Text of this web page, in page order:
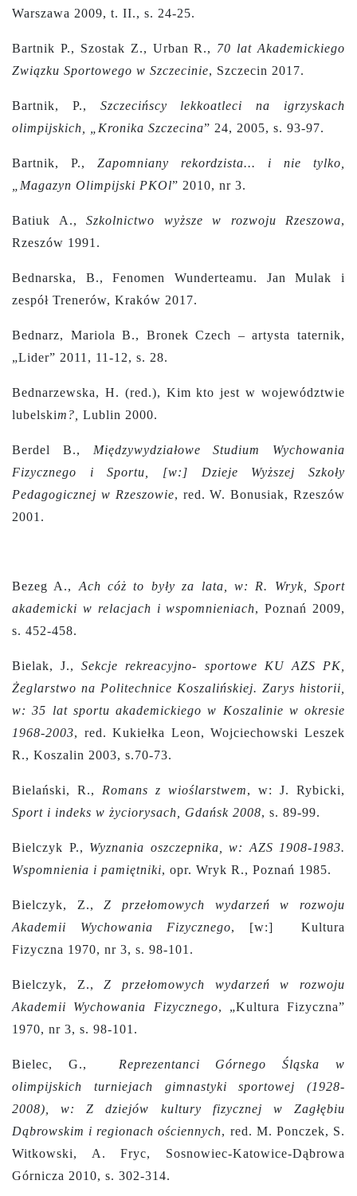
Warszawa 2009, t. II., s. 24-25.
Bartnik P., Szostak Z., Urban R., 70 lat Akademickiego
Związku Sportowego w Szczecinie, Szczecin 2017.
Bartnik, P., Szczecińscy lekkoatleci na igrzyskach
olimpijskich, „Kronika Szczecina” 24, 2005, s. 93-97.
Bartnik, P., Zapomniany rekordzista... i nie tylko,
„Magazyn Olimpijski PKOl” 2010, nr 3.
Batiuk A., Szkolnictwo wyższe w rozwoju Rzeszowa,
Rzeszów 1991.
Bednarska, B., Fenomen Wunderteamu. Jan Mulak i
zespół Trenerów, Kraków 2017.
Bednarz, Mariola B., Bronek Czech – artysta taternik,
„Lider” 2011, 11-12, s. 28.
Bednarzewska, H. (red.), Kim kto jest w województwie
lubelskim?, Lublin 2000.
Berdel B., Międzywydziałowe Studium Wychowania
Fizycznego i Sportu, [w:] Dzieje Wyższej Szkoły
Pedagogicznej w Rzeszowie, red. W. Bonusiak, Rzeszów
2001.
Bezeg A., Ach cóż to były za lata, w: R. Wryk, Sport
akademicki w relacjach i wspomnieniach, Poznań 2009,
s. 452-458.
Bielak, J.,Sekcje rekreacyjno- sportowe KU AZS PK,
Żeglarstwo na Politechnice Koszalińskiej. Zarys historii,
w: 35 lat sportu akademickiego w Koszalinie w okresie
1968-2003, red. Kukiełka Leon, Wojciechowski Leszek
R., Koszalin 2003, s.70-73.
Bielański, R., Romans z wioślarstwem, w: J. Rybicki,
Sport i indeks w życiorysach, Gdańsk 2008, s. 89-99.
Bielczyk P., Wyznania oszczepnika, w: AZS 1908-1983.
Wspomnienia i pamiętniki, opr. Wryk R., Poznań 1985.
Bielczyk, Z.,Z przełomowych wydarzeń w rozwoju
Akademii Wychowania Fizycznego, [w:]
Kultura
Fizyczna 1970, nr 3, s. 98-101.
Bielczyk, Z.,Z przełomowych wydarzeń w rozwoju
Akademii Wychowania Fizycznego, „Kultura Fizyczna”
1970, nr 3, s. 98-101.
Bielec, G., Reprezentanci Górnego Śląska w
olimpijskich turniejach gimnastyki sportowej (1928-
2008), w: Z dziejów kultury fizycznej w Zagłębiu
Dąbrowskim i regionach ościennych, red. M. Ponczek, S.
Witkowski, A. Fryc, Sosnowiec-Katowice-Dąbrowa
Górnicza 2010, s. 302-314.